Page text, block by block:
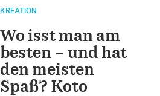
KREATION
Wo isst man am
besten – und hat
den meisten
Spaß? Koto